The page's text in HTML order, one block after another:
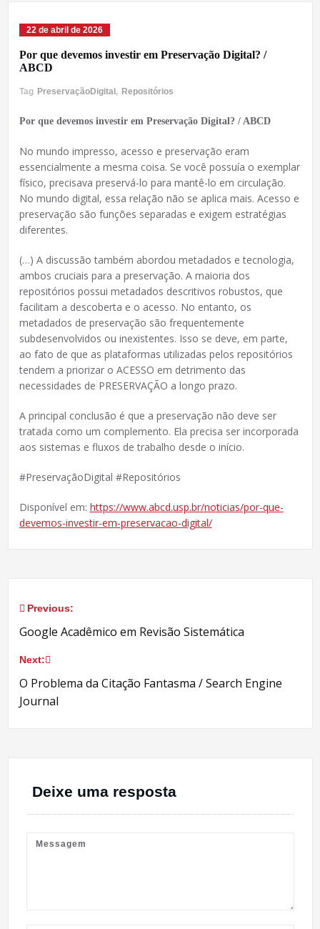
22 de abril de 2026
Por que devemos investir em Preservação Digital? /
ABCD
Tag PreservaçãoDigital , Repositórios
Por que devemos investir em Preservação Digital? / ABCD
No mundo impresso, acesso e preservação eram
essencialmente a mesma coisa. Se você possuía o exemplar
físico, precisava preservá-lo para mantê-lo em circulação.
No mundo digital, essa relação não se aplica mais. Acesso e
preservação são funções separadas e exigem estratégias
diferentes.
(…) A discussão também abordou metadados e tecnologia,
ambos cruciais para a preservação. A maioria dos
repositórios possui metadados descritivos robustos, que
facilitam a descoberta e o acesso. No entanto, os
metadados de preservação são frequentemente
subdesenvolvidos ou inexistentes. Isso se deve, em parte,
ao fato de que as plataformas utilizadas pelos repositórios
tendem a priorizar o ACESSO em detrimento das
necessidades de PRESERVAÇÃO a longo prazo.
A principal conclusão é que a preservação não deve ser
tratada como um complemento. Ela precisa ser incorporada
aos sistemas e fluxos de trabalho desde o início.
#PreservaçãoDigital #Repositórios
Disponível em: https://www.abcd.usp.br/noticias/por-que-
devemos-investir-em-preservacao-digital/
Navegação
Post
Previous:
Google Acadêmico em Revisão Sistemática
Next:
O Problema da Citação Fantasma / Search Engine
Journal
Deixe uma resposta